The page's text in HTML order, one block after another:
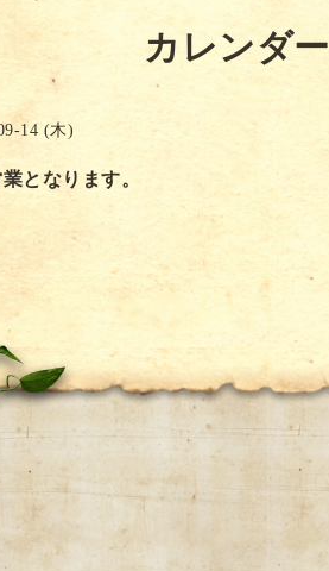
カレンダー
14 (木)
となります。